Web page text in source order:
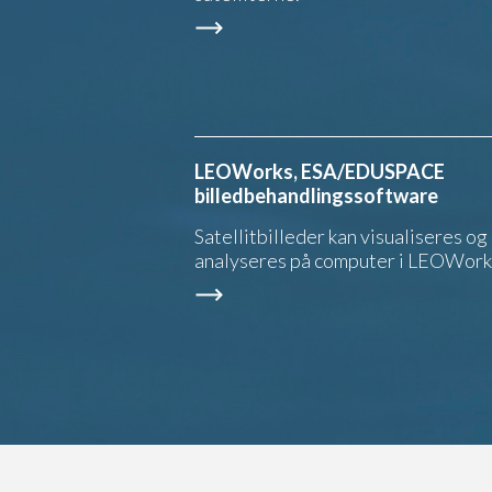
LEOWorks, ESA/EDUSPACE
billedbehandlingssoftware
Satellitbilleder kan visualiseres og
analyseres på computer i